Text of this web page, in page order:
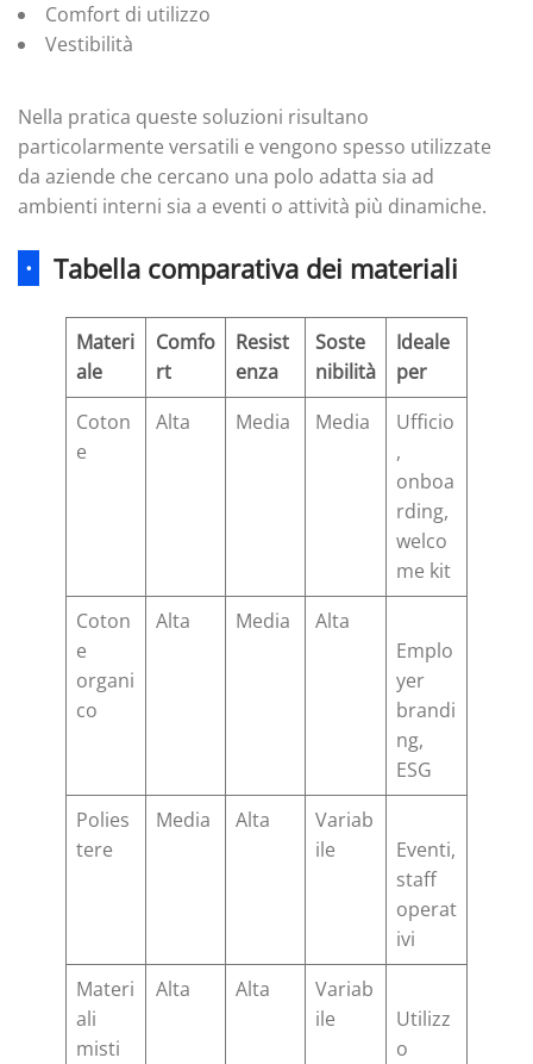
Comfort di utilizzo
Vestibilità
Nella pratica queste soluzioni risultano
particolarmente versatili e vengono spesso utilizzate
da aziende che cercano una polo adatta sia ad
ambienti interni sia a eventi o attività più dinamiche.
· Tabella comparativa dei materiali
Materi
ale
Comfo
rt
Resist
enza
Soste
nibilità
Ideale
per
Coton
e
Alta Media Media
Ufficio
,
onboa
rding,
welco
me kit
Coton
e
organi
co
Alta Media
Alta
Emplo
yer
brandi
ng,
ESG
Polies
tere
Media Alta
Variab
ile
Eventi,
staff
operat
ivi
Materi
ali
misti
Alta Alta
Variab
ile
Utilizz
o